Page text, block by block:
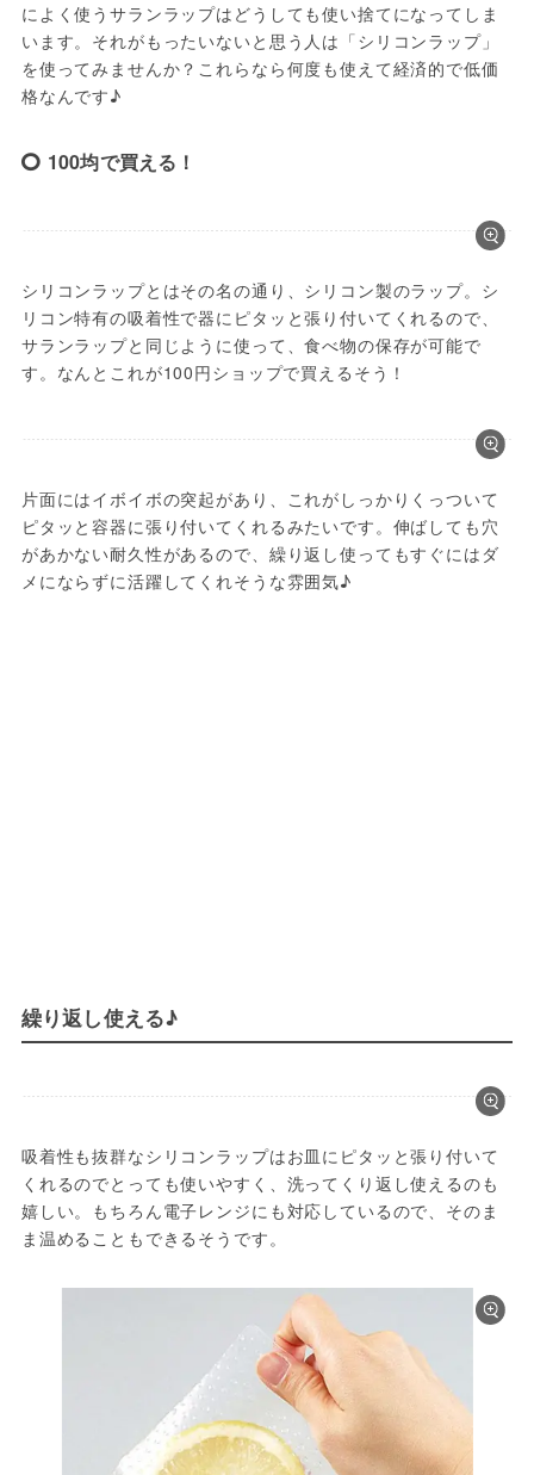
によく使うサランラップはどうしても使い捨てになってしま
います。それがもったいないと思う人は「シリコンラップ」
を使ってみませんか？これらなら何度も使えて経済的で低価
格なんです♪
100均で買える！
シリコンラップとはその名の通り、シリコン製のラップ。シ
リコン特有の吸着性で器にピタッと張り付いてくれるので、
サランラップと同じように使って、食べ物の保存が可能で
す。なんとこれが100円ショップで買えるそう！
片面にはイボイボの突起があり、これがしっかりくっついて
ピタッと容器に張り付いてくれるみたいです。伸ばしても穴
があかない耐久性があるので、繰り返し使ってもすぐにはダ
メにならずに活躍してくれそうな雰囲気♪
繰り返し使える♪
吸着性も抜群なシリコンラップはお皿にピタッと張り付いて
くれるのでとっても使いやすく、洗ってくり返し使えるのも
嬉しい。もちろん電子レンジにも対応しているので、そのま
ま温めることもできるそうです。